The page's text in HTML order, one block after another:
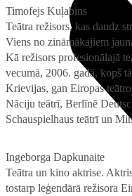
Timofejs Kuļabins
Teātra režisors, kas daudz
Viens no zināmākajiem
Kā režisors profesionālajā
vecumā, 2006. gadā, kopš
Krievijas, gan Eiropas
Nāciju teātrī, Berlīnē
Schauspielhaus teātrī un
Ingeborga Dapkunaite
Teātra un kino aktrise.
tostarp leģendārā režisora